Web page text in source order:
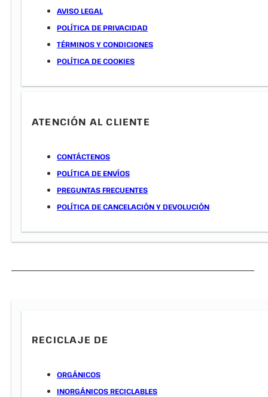
AVISO LEGAL
POLÍTICA DE PRIVACIDAD
TÉRMINOS Y CONDICIONES
POLÍTICA DE COOKIES
ATENCIÓN AL CLIENTE
CONTÁCTENOS
POLÍTICA DE ENVÍOS
PREGUNTAS FRECUENTES
POLÍTICA DE CANCELACIÓN Y DEVOLUCIÓN
RECICLAJE DE
ORGÁNICOS
INORGÁNICOS RECICLABLES